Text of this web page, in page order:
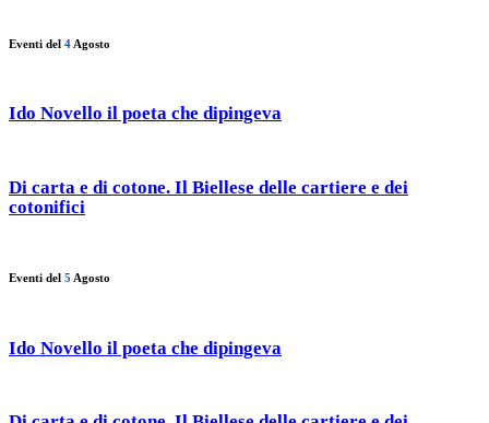
Eventi del 4 Agosto
Ido Novello il poeta che dipingeva
Di carta e di cotone. Il Biellese delle cartiere e dei
cotonifici
Eventi del 5 Agosto
Ido Novello il poeta che dipingeva